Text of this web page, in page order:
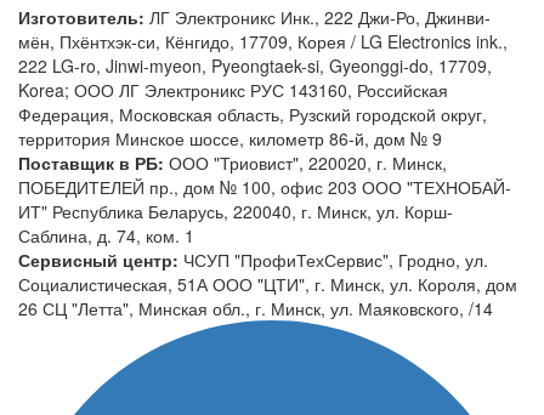
Изготовитель: ЛГ Электроникс Инк., 222 Джи-Ро, Джинви-
мён, Пхёнтхэк-си, Кёнгидо, 17709, Корея / LG Electronics ink.,
222 LG-ro, Jinwi-myeon, Pyeongtaek-si, Gyeonggi-do, 17709,
Korea; ООО ЛГ Электроникс РУС 143160, Российская
Федерация, Московская область, Рузский городской округ,
территория Минское шоссе, километр 86-й, дом № 9
Поставщик в РБ: ООО "Триовист", 220020, г. Минск,
ПОБЕДИТЕЛЕЙ пр., дом № 100, офис 203 ООО "ТЕХНОБАЙ-
ИТ" Республика Беларусь, 220040, г. Минск, ул. Корш-
Саблина, д. 74, ком. 1
Сервисный центр: ЧСУП "ПрофиТехСервис", Гродно, ул.
Социалистическая, 51А ООО "ЦТИ", г. Минск, ул. Короля, дом
26 СЦ "Летта", Минская обл., г. Минск, ул. Маяковского, /14